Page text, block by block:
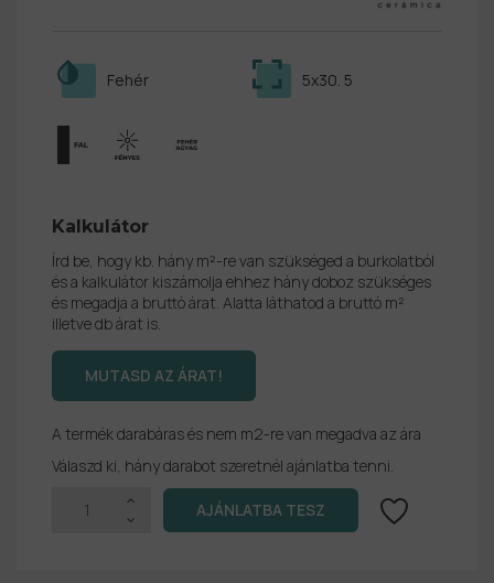
5x30. 5
Fehér
Kalkulátor
Írd be, hogy kb. hány m²-re van szükséged a burkolatból
és a kalkulátor kiszámolja ehhez hány doboz szükséges
és megadja a bruttó árat. Alatta láthatod a bruttó m²
illetve db árat is.
A termék darabáras és nem m2-re van megadva az ára
Válaszd ki, hány darabot szeretnél ajánlatba tenni.